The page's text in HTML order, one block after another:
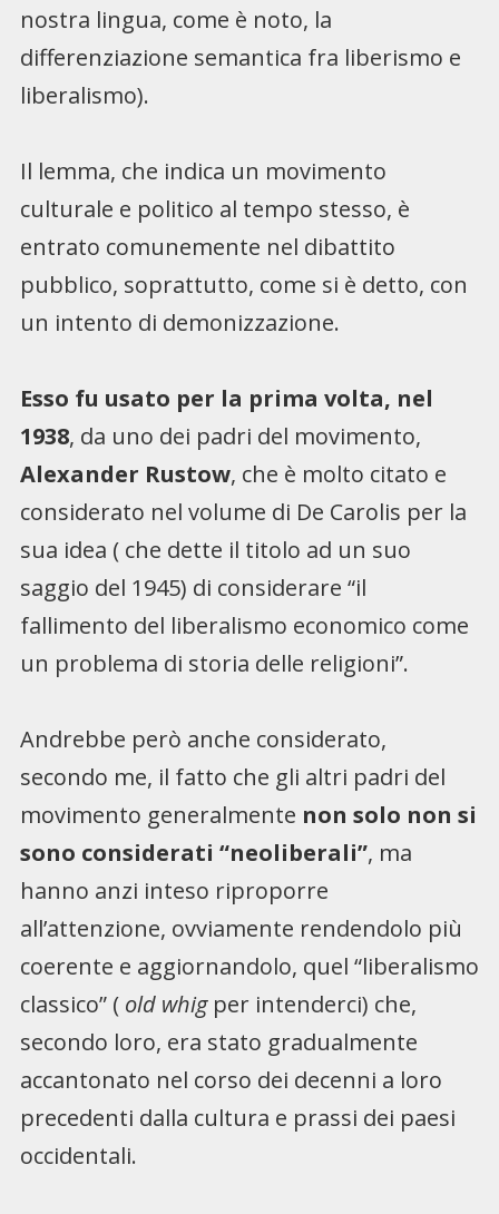
nostra lingua, come è noto, la
differenziazione semantica fra liberismo e
liberalismo).
Il lemma, che indica un movimento
culturale e politico al tempo stesso, è
entrato comunemente nel dibattito
pubblico, soprattutto, come si è detto, con
un intento di demonizzazione.
Esso fu usato per la prima volta, nel
1938, da uno dei padri del movimento,
Alexander Rustow, che è molto citato e
considerato nel volume di De Carolis per la
sua idea ( che dette il titolo ad un suo
saggio del 1945) di considerare “il
fallimento del liberalismo economico come
un problema di storia delle religioni”.
Andrebbe però anche considerato,
secondo me, il fatto che gli altri padri del
movimento generalmente non solo non si
sono considerati “neoliberali”, ma
hanno anzi inteso riproporre
all’attenzione, ovviamente rendendolo più
coerente e aggiornandolo, quel “liberalismo
classico” ( old whigper intenderci) che,
secondo loro, era stato gradualmente
accantonato nel corso dei decenni a loro
precedenti dalla cultura e prassi dei paesi
occidentali.